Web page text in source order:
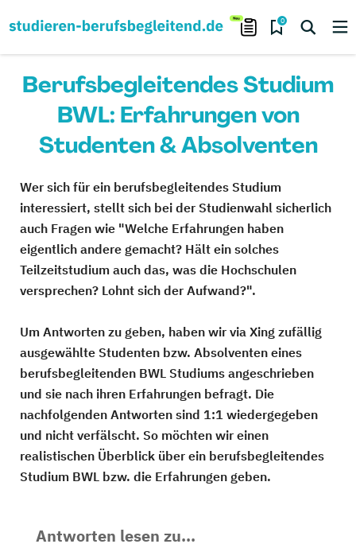
0
Berufsbegleitendes Studium
BWL: Erfahrungen von
Studenten & Absolventen
Wer sich für ein berufsbegleitendes Studium
interessiert, stellt sich bei der Studienwahl sicherlich
auch Fragen wie "Welche Erfahrungen haben
eigentlich andere gemacht? Hält ein solches
Teilzeitstudium auch das, was die Hochschulen
versprechen? Lohnt sich der Aufwand?".
Um Antworten zu geben, haben wir via Xing zufällig
ausgewählte Studenten bzw. Absolventen eines
berufsbegleitenden BWL Studiums angeschrieben
und sie nach ihren Erfahrungen befragt. Die
nachfolgenden Antworten sind 1:1 wiedergegeben
und nicht verfälscht. So möchten wir einen
realistischen Überblick über ein berufsbegleitendes
Studium BWL bzw. die Erfahrungen geben.
Antworten lesen zu...